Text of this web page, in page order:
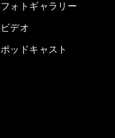
フォトギャラリー
ビデオ
ポッドキャスト